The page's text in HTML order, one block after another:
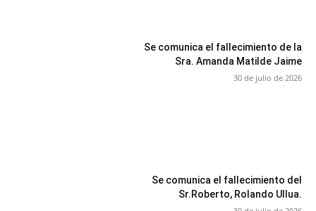
Se comunica el fallecimiento de la
Sra. Amanda Matilde Jaime
30 de julio de 2026
Se comunica el fallecimiento del
Sr.Roberto, Rolando Ullua.